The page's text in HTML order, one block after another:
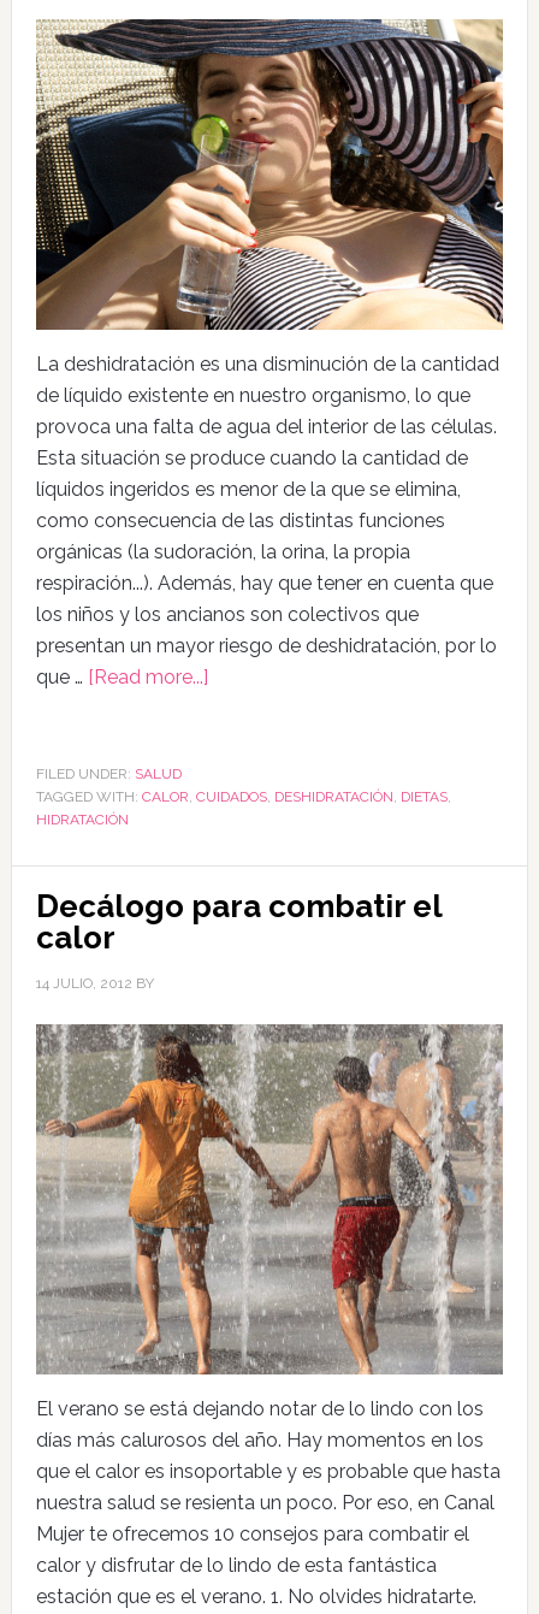
La deshidratación es una disminución de la cantidad
de líquido existente en nuestro organismo, lo que
provoca una falta de agua del interior de las células.
Esta situación se produce cuando la cantidad de
líquidos ingeridos es menor de la que se elimina,
como consecuencia de las distintas funciones
orgánicas (la sudoración, la orina, la propia
respiración...). Además, hay que tener en cuenta que
los niños y los ancianos son colectivos que
presentan un mayor riesgo de deshidratación, por lo
que … [Read more...]
FILED UNDER: SALUD
TAGGED WITH: CALOR, CUIDADOS, DESHIDRATACIÓN, DIETAS,
HIDRATACIÓN
Decálogo para combatir el
calor
14 JULIO, 2012 BY
El verano se está dejando notar de lo lindo con los
días más calurosos del año. Hay momentos en los
que el calor es insoportable y es probable que hasta
nuestra salud se resienta un poco. Por eso, en Canal
Mujer te ofrecemos 10 consejos para combatir el
calor y disfrutar de lo lindo de esta fantástica
estación que es el verano. 1. No olvides hidratarte.